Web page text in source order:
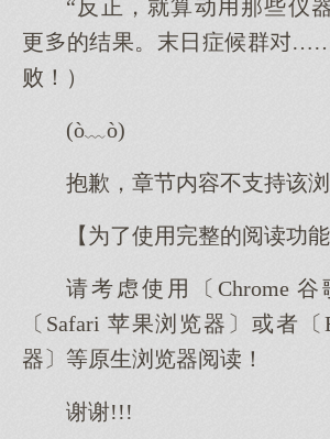
“反正，就算动那些
更的结果。末日症候群
败！）
(ò﹏ò)
抱歉，章节内容不支持该
【为了使用完整的阅读功能
请考虑使用〔Chrome 谷
〔Safari 苹果浏览器〕或者〔
器〕等原生浏览器阅读！
谢谢!!!